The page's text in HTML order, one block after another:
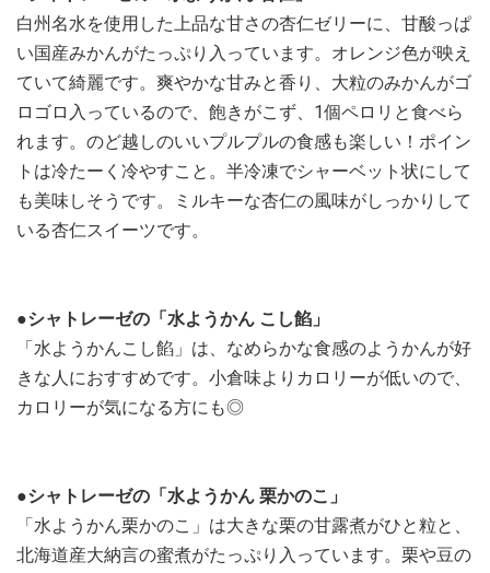
白州名水を使用した上品な甘さの杏仁ゼリーに、甘酸っぱ
い国産みかんがたっぷり入っています。オレンジ色が映え
ていて綺麗です。爽やかな甘みと香り、大粒のみかんがゴ
ロゴロ入っているので、飽きがこず、1個ペロリと食べら
れます。のど越しのいいプルプルの食感も楽しい！ポイン
トは冷たーく冷やすこと。半冷凍でシャーベット状にして
も美味しそうです。ミルキーな杏仁の風味がしっかりして
いる杏仁スイーツです。
●シャトレーゼの「水ようかん こし餡」
「水ようかんこし餡」は、なめらかな食感のようかんが好
きな人におすすめです。小倉味よりカロリーが低いので、
カロリーが気になる方にも◎
●シャトレーゼの「水ようかん 栗かのこ」
「水ようかん栗かのこ」は大きな栗の甘露煮がひと粒と、
北海道産大納言の蜜煮がたっぷり入っています。栗や豆の